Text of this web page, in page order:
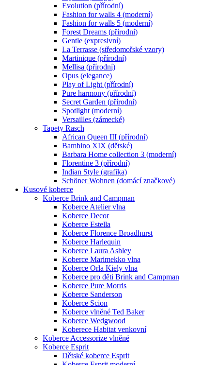
Evolution (přírodní)
Fashion for walls 4 (moderní)
Fashion for walls 5 (moderní)
Forest Dreams (přírodní)
Gentle (expresivní)
La Terrasse (středomořské vzory)
Martinique (přírodní)
Mellisa (přírodní)
Opus (elegance)
Play of Light (přírodní)
Pure harmony (přírodní)
Secret Garden (přírodní)
Spotlight (moderní)
Versailles (zámecké)
Tapety Rasch
African Queen III (přírodní)
Bambino XIX (dětské)
Barbara Home collection 3 (moderní)
Florentine 3 (přírodní)
Indian Style (grafika)
Schöner Wohnen (domácí značkové)
Kusové koberce
Koberce Brink and Campman
Koberce Atelier vlna
Koberce Decor
Koberce Estella
Koberce Florence Broadhurst
Koberce Harlequin
Koberce Laura Ashley
Koberce Marimekko vlna
Koberce Orla Kiely vlna
Koberce pro děti Brink and Campman
Koberce Pure Morris
Koberce Sanderson
Koberce Scion
Koberce vlněné Ted Baker
Koberce Wedgwood
Koberece Habitat venkovní
Koberce Accessorize vlněné
Koberce Esprit
Dětské koberce Esprit